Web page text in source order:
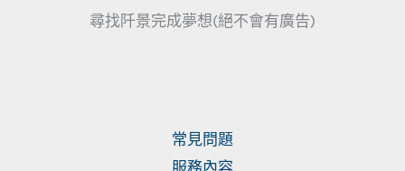
尋找阡景完成夢想(絕不會有廣告)
常見問題